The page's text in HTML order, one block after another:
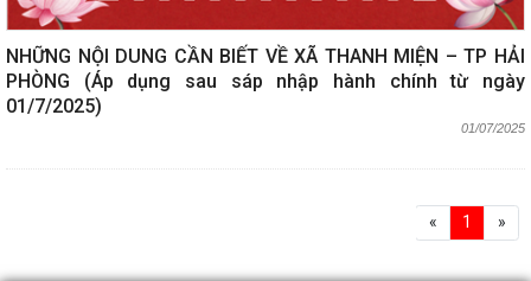
NHỮNG NỘI DUNG CẦN BIẾT VỀ XÃ THANH MIỆN – TP HẢI
PHÒNG (Áp dụng sau sáp nhập hành chính từ ngày
01/7/2025)
01/07/2025
« 1 »